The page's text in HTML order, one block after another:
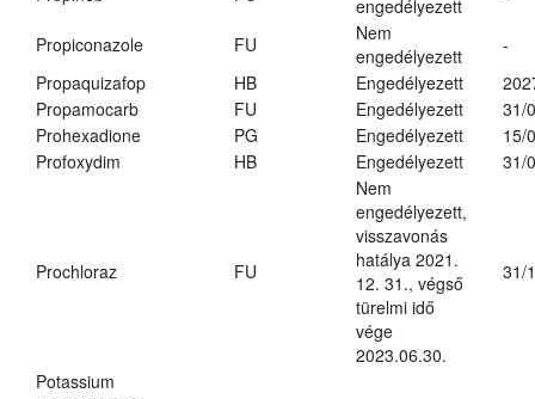
engedélyezett
Propiconazole FU
Nem
engedélyezett
-
Propaquizafop
HB Engedélyezett
Propamocarb
FU Engedélyezett
31/
Prohexadione
PG Engedélyezett
15/
Profoxydim
HB Engedélyezett 31/
Prochloraz FU
Nem
engedélyezett,
visszavonás
hatálya 2021.
12. 31., végső
türelmi idő
vége
2023.06.30.
31/
Potassium